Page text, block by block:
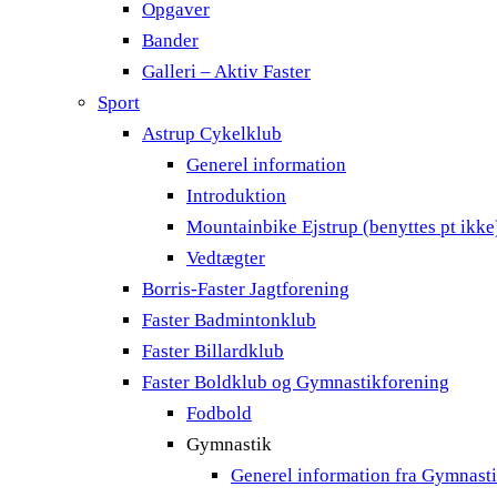
Opgaver
Bander
Galleri – Aktiv Faster
Sport
Astrup Cykelklub
Generel information
Introduktion
Mountainbike Ejstrup (benyttes pt
Vedtægter
Borris-Faster Jagtforening
Faster Badmintonklub
Faster Billardklub
Faster Boldklub og Gymnastikforening
Fodbold
Gymnastik
Generel information fra